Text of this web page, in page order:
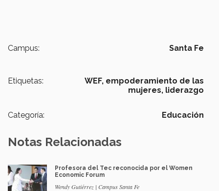
Campus: Santa Fe
Etiquetas: WEF, empoderamiento de las
mujeres, liderazgo
Categoría: Educación
Notas Relacionadas
Profesora del Tec reconocida por el Women
Economic Forum
Wendy Gutiérrez | Campus Santa Fe